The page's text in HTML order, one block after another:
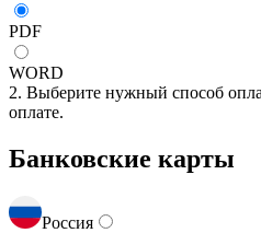
PDF
WORD
2. Выберите нужный способ
оплате.
Банковские карты
Россия